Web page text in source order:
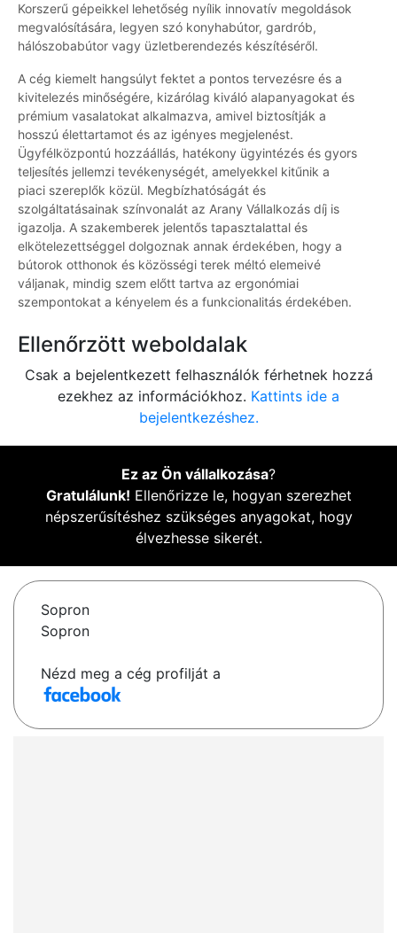
Korszerű gépeikkel lehetőség nyílik innovatív megoldások
megvalósítására, legyen szó konyhabútor, gardrób,
hálószobabútor vagy üzletberendezés készítéséről.
A cég kiemelt hangsúlyt fektet a pontos tervezésre és a
kivitelezés minőségére, kizárólag kiváló alapanyagokat és
prémium vasalatokat alkalmazva, amivel biztosítják a
hosszú élettartamot és az igényes megjelenést.
Ügyfélközpontú hozzáállás, hatékony ügyintézés és gyors
teljesítés jellemzi tevékenységét, amelyekkel kitűnik a
piaci szereplők közül. Megbízhatóságát és
szolgáltatásainak színvonalát az Arany Vállalkozás díj is
igazolja. A szakemberek jelentős tapasztalattal és
elkötelezettséggel dolgoznak annak érdekében, hogy a
bútorok otthonok és közösségi terek méltó elemeivé
váljanak, mindig szem előtt tartva az ergonómiai
szempontokat a kényelem és a funkcionalitás érdekében.
Ellenőrzött weboldalak
Csak a bejelentkezett felhasználók férhetnek hozzá
ezekhez az információkhoz. Kattints ide a
bejelentkezéshez.
Ez az Ön vállalkozása?
Gratulálunk! Ellenőrizze le, hogyan szerezhet
népszerűsítéshez szükséges anyagokat, hogy
élvezhesse sikerét.
Sopron
Sopron
Nézd meg a cég profilját a